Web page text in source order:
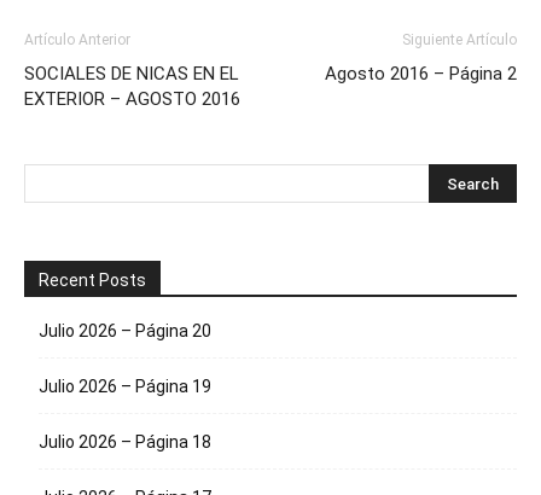
Artículo Anterior
SOCIALES DE NICAS EN EL
EXTERIOR – AGOSTO 2016
Siguiente Artículo
Agosto 2016 – Página 2
Recent Posts
Julio 2026 – Página 20
Julio 2026 – Página 19
Julio 2026 – Página 18